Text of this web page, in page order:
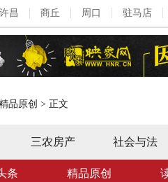
许昌 商丘 周口 驻马店
品原创 > 正文
三农房产 社会与法
条 精品原创